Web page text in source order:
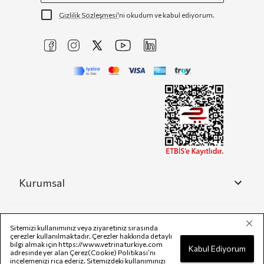
Gizlilik Sözleşmesi'ni okudum ve kabul ediyorum.
Kurumsal
Yardım
Sitemizi kullanımınız veya ziyaretiniz sırasında
çerezler kullanılmaktadır. Çerezler hakkında detaylı
bilgi almak için https://www.vetrinaturkiye.com
adresinde yer alan Çerez(Cookie) Politikası’nı
incelemenizi rica ederiz. Sitemizdeki kullanımınızı
Kabul Ediyorum